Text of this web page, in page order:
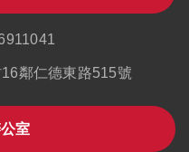
鄰仁德東路515號
室